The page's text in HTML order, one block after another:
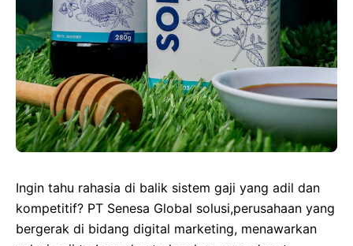
Ingin tahu rahasia di balik sistem gaji yang adil dan
kompetitif? PT Senesa Global solusi,perusahaan yang
bergerak di bidang digital marketing, menawarkan